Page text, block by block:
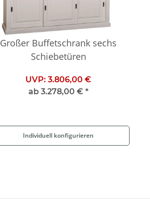
Großer Buffetschrank sechs
Schiebetüren
UVP: 3.806,00 €
ab 3.278,00 € *
Individuell konfigurieren